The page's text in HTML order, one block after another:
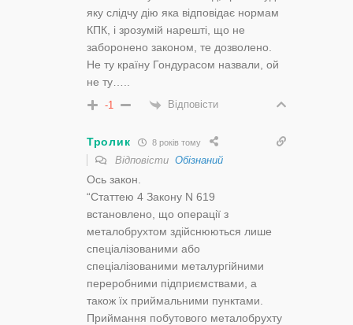
яку слідчу дію яка відповідає нормам
КПК, і зрозумій нарешті, що не
заборонено законом, те дозволено.
Не ту країну Гондурасом назвали, ой
не ту…..
-1 Відповісти
Тролик 8 років тому
Відповісти Обізнаний
Ось закон.
“Статтею 4 Закону N 619
встановлено, що операції з
металобрухтом здійснюються лише
спеціалізованими або
спеціалізованими металургійними
переробними підприємствами, а
також їх приймальними пунктами.
Приймання побутового металобрухту